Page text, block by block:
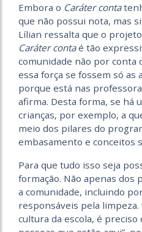
Embora o Caráter conta
que não possui nota, mas
Lílian ressalta que o
Caráter contaé tão
comunidade não por conta
essa força se fossem só as
porque está nas
afirma. Desta forma, se há
crianças, por exemplo, a
meio dos pilares do
embasamento e conceitos
Para que tudo isso seja
formação. Não apenas dos
a comunidade, incluindo
responsáveis pela limpeza.
cultura da escola, é